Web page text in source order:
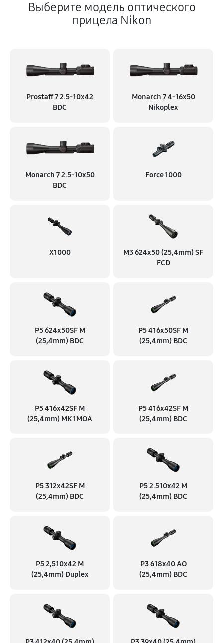
Выберите модель оптического
прицела Nikon
Prostaff 7 2.5-10x42
BDC
Monarch 7 4-16x50
Nikoplex
Monarch 7 2.5-10x50
BDC
Force 1000
X1000
M3 624x50 (25,4mm) SF
FCD
P5 624x50SF M
(25,4mm) BDC
P5 416x50SF M
(25,4mm) BDC
P5 416x42SF M
(25,4mm) MK 1MOA
P5 416x42SF M
(25,4mm) BDC
P5 312x42SF M
(25,4mm) BDC
P5 2.510x42 M
(25,4mm) BDC
P5 2,510x42 M
(25,4mm) Duplex
P3 618x40 AO
(25,4mm) BDC